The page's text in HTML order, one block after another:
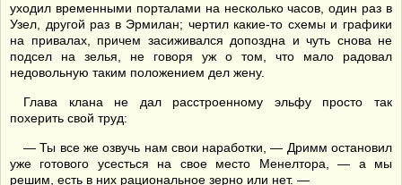
уходил временными порталами на несколько часов, один раз в
Узел, другой раз в Эрмилан; чертил какие-то схемы и графики
на привалах, причем засиживался допоздна и чуть снова не
подсел на зелья, не говоря уж о том, что мало радовал
недовольную таким положением дел жену.
Глава клана не дал расстроенному эльфу просто так
похерить свой труд:
— Ты все же озвучь нам свои наработки, — Дримм остановил
уже готового усесться на свое место Менелтора, — а мы
решим, есть в них рациональное зерно или нет. —